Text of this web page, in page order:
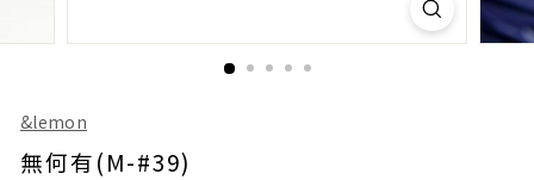
&lemon
無何有(M-#39)